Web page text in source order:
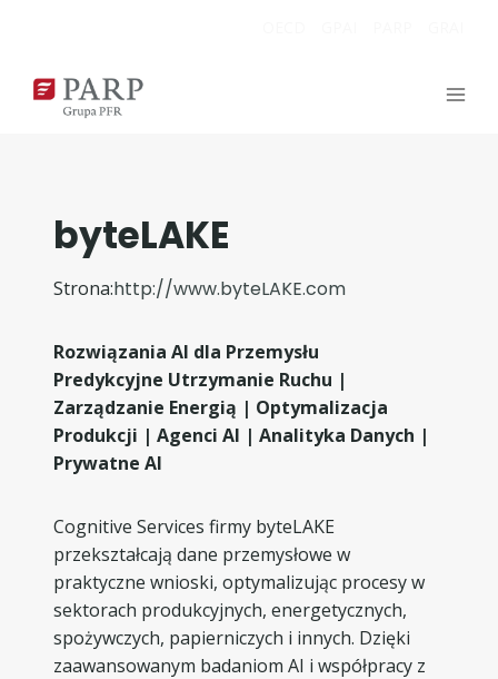
byteLAKE
Strona:http://www.byteLAKE.com
Rozwiązania AI dla Przemysłu
Predykcyjne Utrzymanie Ruchu |
Zarządzanie Energią | Optymalizacja
Produkcji | Agenci AI | Analityka Danych |
Prywatne AI
Cognitive Services firmy byteLAKE
przekształcają dane przemysłowe w
praktyczne wnioski, optymalizując procesy w
sektorach produkcyjnych, energetycznych,
spożywczych, papierniczych i innych. Dzięki
zaawansowanym badaniom AI i współpracy z